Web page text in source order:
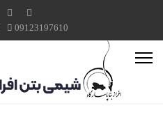
09123197610